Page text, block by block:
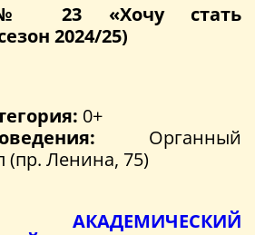
№ 23 «Хочу стать
2024/25)
0+
Органный
(пр. Ленина, 75)